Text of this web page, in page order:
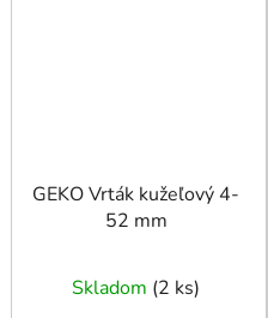
GEKO Vrták kužeľový 4-
52 mm
Skladom (2 ks)